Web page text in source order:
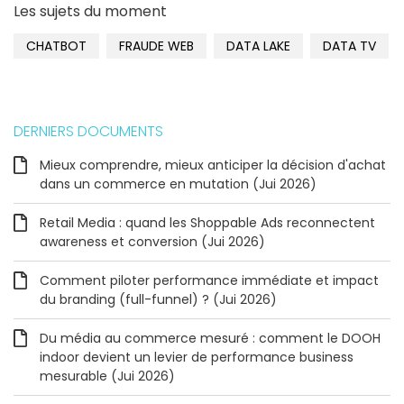
Les sujets du moment
CHATBOT FRAUDE WEB DATA LAKE DATA TV
DERNIERS DOCUMENTS
Mieux comprendre, mieux anticiper la décision d'achat
dans un commerce en mutation (Jui 2026)
Retail Media : quand les Shoppable Ads reconnectent
awareness et conversion (Jui 2026)
Comment piloter performance immédiate et impact
du branding (full-funnel) ? (Jui 2026)
Du média au commerce mesuré : comment le DOOH
indoor devient un levier de performance business
mesurable (Jui 2026)